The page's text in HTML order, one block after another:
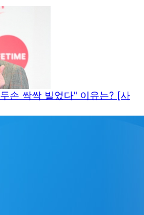
손 싹싹 빌었다" 이유는? [사